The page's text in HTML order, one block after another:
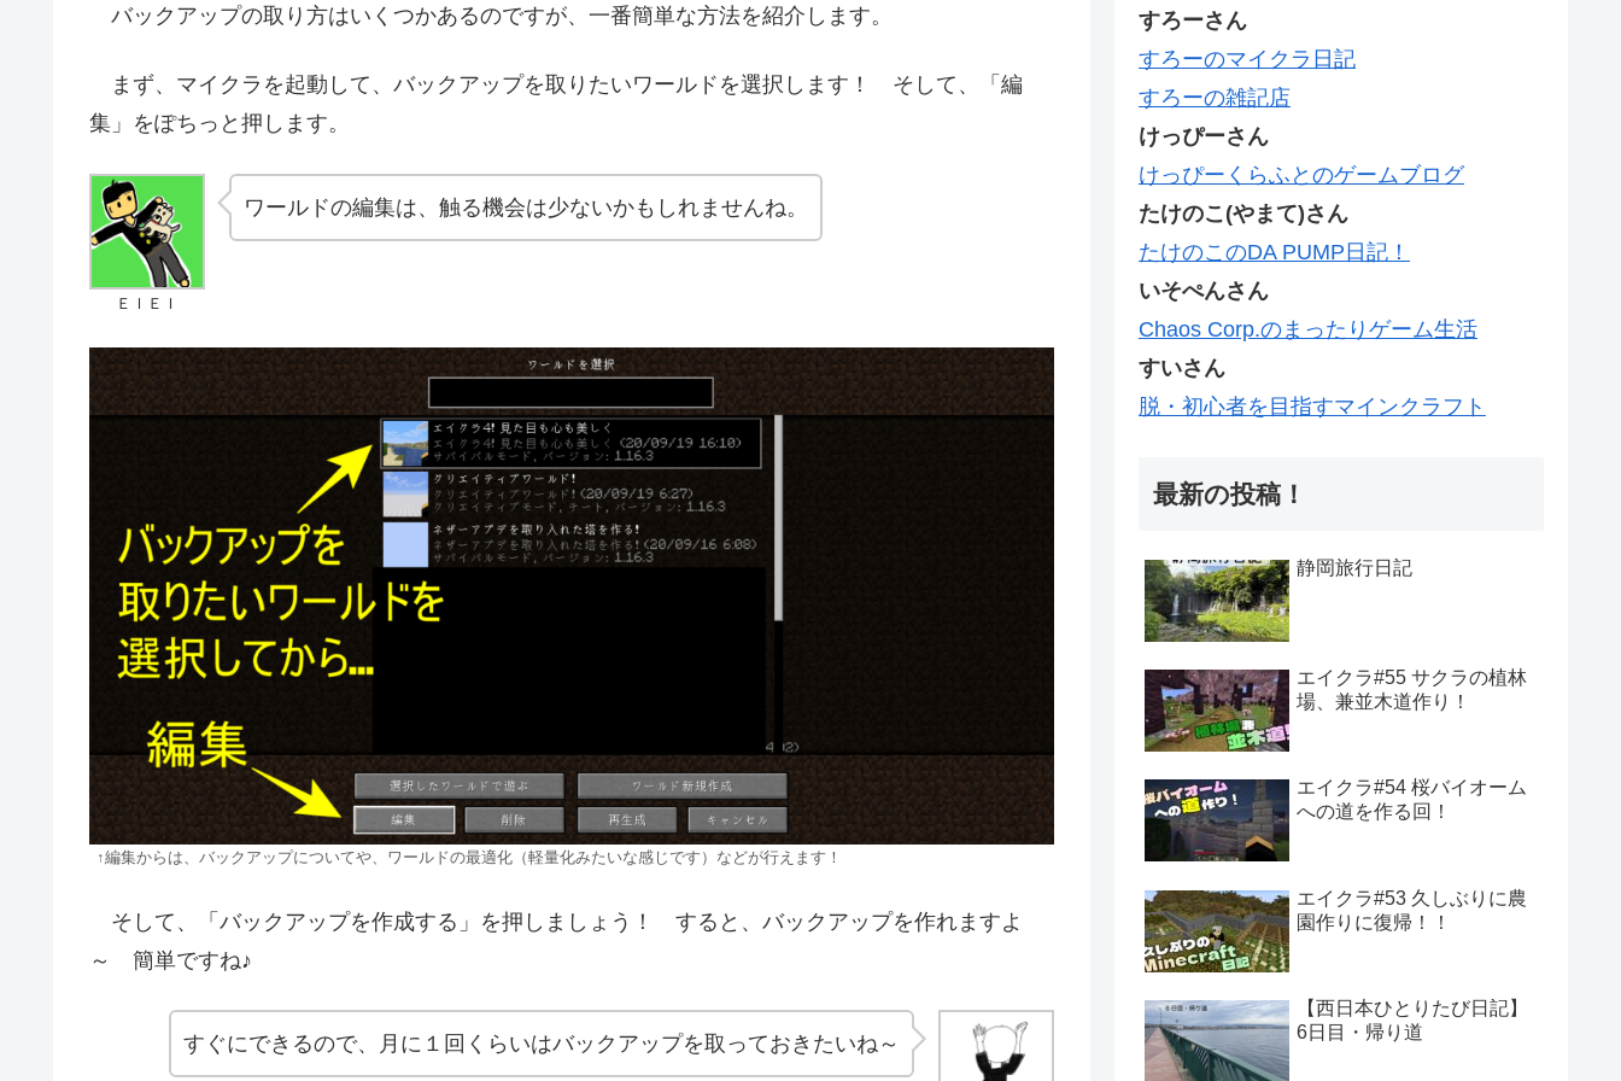
バックアップの取り方はいくつかあるのですが、一番簡単な方法を紹介します。
まず、マイクラを起動して、バックアップを取りたいワールドを選択します！ そして、「編
集」をぽちっと押します。
ＥＩＥＩ
ワールドの編集は、触る機会は少ないかもしれませんね。
↑編集からは、バックアップについてや、ワールドの最適化（軽量化みたいな感じです）などが行えます！
そして、「バックアップを作成する」を押しましょう！ すると、バックアップを作れますよ
～ 簡単ですね♪
すぐにできるので、月に１回くらいはバックアップを取っておきたいね～
すろーさん
すろーのマイクラ日記
すろーの雑記店
けっぴーさん
けっぴーくらふとのゲームブログ
たけのこ(やまて)さん
たけのこのDA PUMP日記！
いそぺんさん
Chaos Corp.のまったりゲーム生活
すいさん
脱・初心者を目指すマインクラフト
最新の投稿！
静岡旅行日記
エイクラ#55 サクラの植林
場、兼並木道作り！
エイクラ#54 桜バイオーム
への道を作る回！
エイクラ#53 久しぶりに農
園作りに復帰！！
【西日本ひとりたび日記】
6日目・帰り道